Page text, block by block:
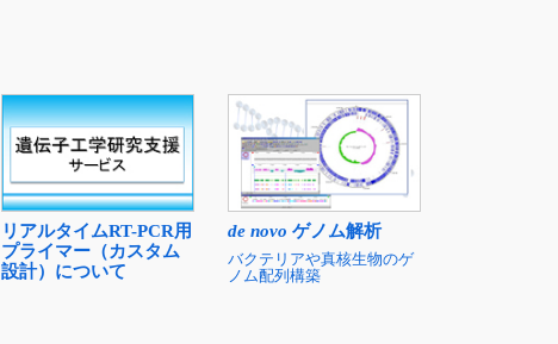
リアルタイムRT-PCR用
プライマー（カスタム
設計）について
de novo ゲノム解析
バクテリアや真核生物のゲ
ノム配列構築